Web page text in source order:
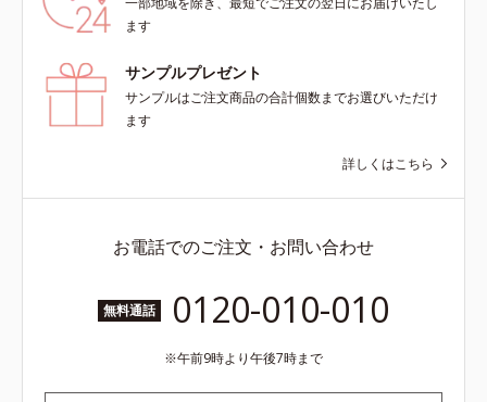
ます
サンプルプレゼント
サンプルはご注文商品の合計個数までお選びいただけ
ます
詳しくはこちら
お電話でのご注文・お問い合わせ
無料通話 0120-010-010
午前9時より午後7時まで